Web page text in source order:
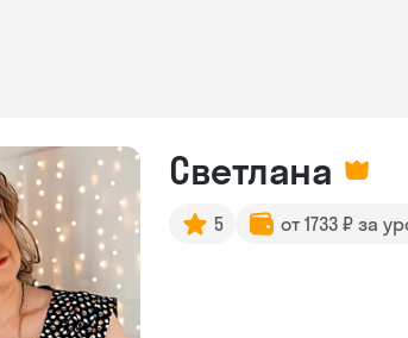
Светлана
5 от 1733 ₽ за